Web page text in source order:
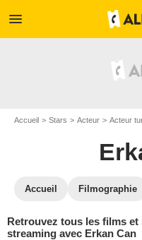
menu
Accueil Stars Acteur Acteur
Accueil Filmographie
Retrouvez tous les films
streaming avec Erkan Can